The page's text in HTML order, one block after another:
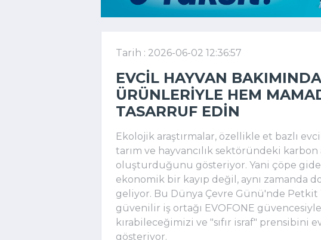
Tarih : 2026-06-02 12:36:57
EVCIL HAYVAN
ÜRÜNLERIYLE HEM
TASARRUF EDIN
Ekolojik araştırmalar, özellikle et bazlı
tarım ve hayvancılık sektöründeki
oluşturduğunu gösteriyor. Yani çöpe
ekonomik bir kayıp değil, aynı zamanda
geliyor. Bu Dünya Çevre Günü'nde
güvenilir iş ortağı EVOFONE
kırabileceğimizi ve "sıfır israf" prensibini
gösteriyor.